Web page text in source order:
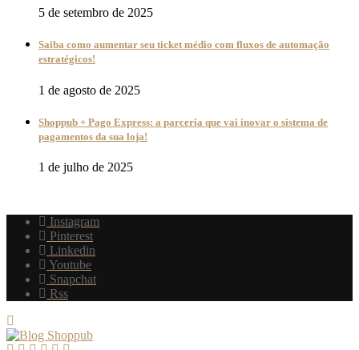
5 de setembro de 2025
Saiba como aumentar seu ticket médio com fluxos de automação
estratégicos!
1 de agosto de 2025
Shoppub + Pago Express: a parceria que vai inovar o sistema de
pagamentos da sua loja!
1 de julho de 2025
Instagram
Pinterest
Linkedin
Youtube
Snapchat
Rss